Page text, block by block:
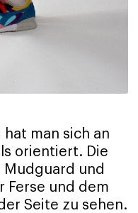
man sich an
orientiert. Die
Mudguard und
Ferse und dem
Seite zu sehen.